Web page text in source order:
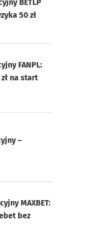
BETLP
50 zł
FANPL:
na start
–
MAXBET:
bez